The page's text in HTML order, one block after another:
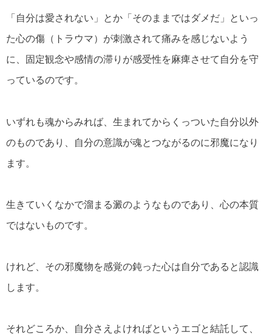
「自分は愛されない」とか「そのままではダメだ」といっ
た心の傷（トラウマ）が刺激されて痛みを感じないよう
に、固定観念や感情の滞りが感受性を麻痺させて自分を守
っているのです。
いずれも魂からみれば、生まれてからくっついた自分以外
のものであり、自分の意識が魂とつながるのに邪魔になり
ます。
生きていくなかで溜まる澱のようなものであり、心の本質
ではないものです。
けれど、その邪魔物を感覚の鈍った心は自分であると認識
します。
それどころか、自分さえよければというエゴと結託して、